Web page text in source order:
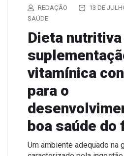
REDAÇÃO
13 DE
SAÚDE
Dieta nutritiva
vitamínica
para o
boa saúde do
Um ambiente adequado na